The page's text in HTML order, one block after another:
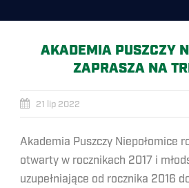
AKADEMIA PUSZCZY
ZAPRASZA NA
21 lip 2022
Akademia Puszczy Niepołomice
otwarty w rocznikach 2017 i
uzupełniające od rocznika 2016